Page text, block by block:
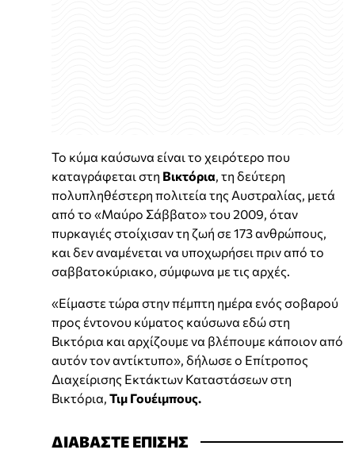
Το κύμα καύσωνα είναι το χειρότερο που
καταγράφεται στη Βικτόρια, τη δεύτερη
πολυπληθέστερη πολιτεία της Αυστραλίας, μετά
από το «Μαύρο Σάββατο» του 2009, όταν
πυρκαγιές στοίχισαν τη ζωή σε 173 ανθρώπους,
και δεν αναμένεται να υποχωρήσει πριν από το
σαββατοκύριακο, σύμφωνα με τις αρχές.
«Είμαστε τώρα στην πέμπτη ημέρα ενός σοβαρού
προς έντονου κύματος καύσωνα εδώ στη
Βικτόρια και αρχίζουμε να βλέπουμε κάποιον από
αυτόν τον αντίκτυπο», δήλωσε ο Επίτροπος
Διαχείρισης Εκτάκτων Καταστάσεων στη
Βικτόρια, Τιμ Γουέιμπους.
ΔΙΑΒΑΣΤΕ ΕΠΙΣΗΣ